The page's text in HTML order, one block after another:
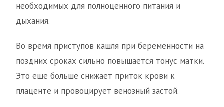
необходимых для полноценного питания и
дыхания.
Во время приступов кашля при беременности на
поздних сроках сильно повышается тонус матки.
Это еще больше снижает приток крови к
плаценте и провоцирует венозный застой.